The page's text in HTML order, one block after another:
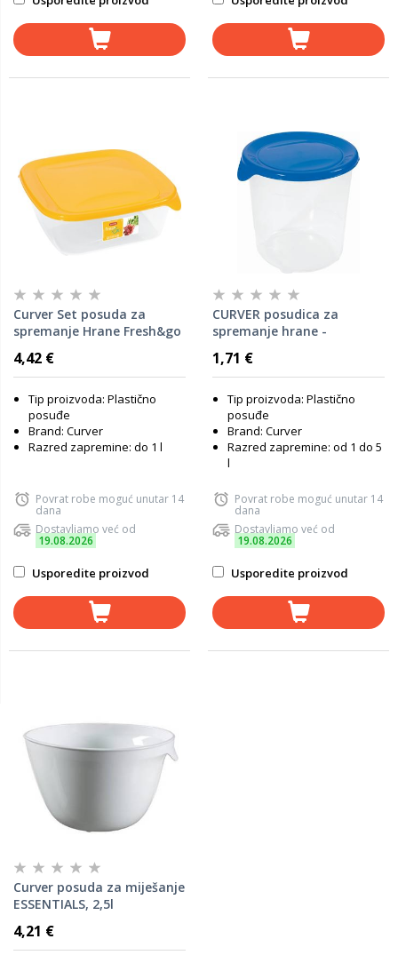
Curver Set posuda za
spremanje Hrane Fresh&go
4,42 €
Tip proizvoda: Plastično
posuđe
Brand: Curver
Razred zapremine: do 1 l
Povrat robe moguć unutar 14
dana
Dostavljamo već od
19.08.2026
Usporedite proizvod
CURVER posudica za
spremanje hrane -
1,71 €
Tip proizvoda: Plastično
posuđe
Brand: Curver
Razred zapremine: od 1 do 5
l
Povrat robe moguć unutar 14
dana
Dostavljamo već od
19.08.2026
Usporedite proizvod
Curver posuda za miješanje
ESSENTIALS, 2,5l
4,21 €